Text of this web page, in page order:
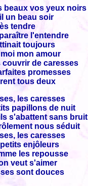
beaux vos yeux noirs
un beau soir
tendre
l'entendre
toujours
mon amour
couvrir de caresses
promesses
tous deux
les caresses
papillons de nuit
s'abattent sans bruit
nous séduit
les caresses
enjôleurs
les repousse
veut s'aimer
sont douces